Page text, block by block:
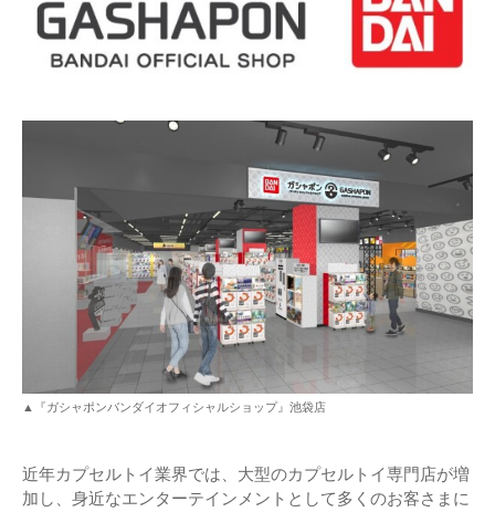
▲『ガシャポンバンダイオフィシャルショップ』池袋店
近年カプセルトイ業界では、大型のカプセルトイ専門店が増
加し、身近なエンターテインメントとして多くのお客さまに